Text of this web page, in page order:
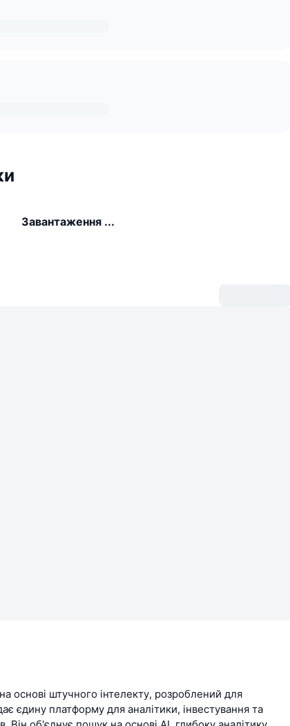
Завантаження ...
основі штучного інтелекту, розроблений для
єдину платформу для аналітики, інвестування та